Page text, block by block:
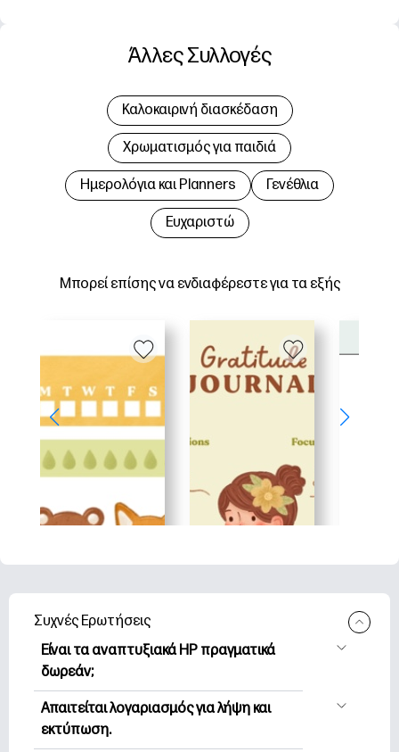
Μπορεί επίσης να ενδιαφέρεστε για τα εξής
Άλλες Συλλογές
Καλοκαιρινή διασκέδαση
Χρωματισμός για παιδιά
Hμερολόγια και Planners Γενέθλια
Ευχαριστώ
Συχνές Ερωτήσεις
Είναι τα αναπτυξιακά HP πραγματικά
δωρεάν;
Η HP Printables προσφέρει 2,500+
δωρεάν εκτυπώσιμα για λήψη και
Απαιτείται λογαριασμός για λήψη και
εκτύπωση.